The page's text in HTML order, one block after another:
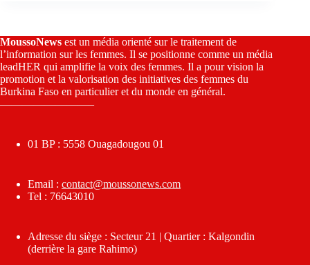
MoussoNews est un média orienté sur le traitement de
l’information sur les femmes. Il se positionne comme un média
leadHER qui amplifie la voix des femmes. Il a pour vision la
promotion et la valorisation des initiatives des femmes du
Burkina Faso en particulier et du monde en général.
————————–
01 BP : 5558 Ouagadougou 01
Email : contact@moussonews.com
Tel : 76643010
Adresse du siège : Secteur 21 | Quartier : Kalgondin
(derrière la gare Rahimo)